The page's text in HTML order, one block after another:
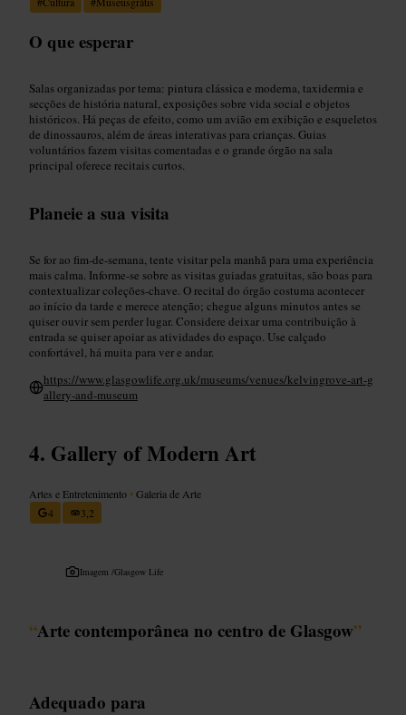
O que esperar
Salas organizadas por tema: pintura clássica e moderna, taxidermia e
secções de história natural, exposições sobre vida social e objetos
históricos. Há peças de efeito, como um avião em exibição e esqueletos
de dinossauros, além de áreas interativas para crianças. Guias
voluntários fazem visitas comentadas e o grande órgão na sala
principal oferece recitais curtos.
Planeie a sua visita
Se for ao fim-de-semana, tente visitar pela manhã para uma experiência
mais calma. Informe-se sobre as visitas guiadas gratuitas, são boas para
contextualizar coleções-chave. O recital do órgão costuma acontecer
ao início da tarde e merece atenção; chegue alguns minutos antes se
quiser ouvir sem perder lugar. Considere deixar uma contribuição à
entrada se quiser apoiar as atividades do espaço. Use calçado
confortável, há muita para ver e andar.
https://www.glasgowlife.org.uk/museums/venues/kelvingrove-art-g
allery-and-museum
Gallery of Modern Art
Artes e Entretenimento •Galeria de Arte
4
3,2
Imagem /Glasgow Life
“Arte contemporânea no centro de Glasgow”
Adequado para